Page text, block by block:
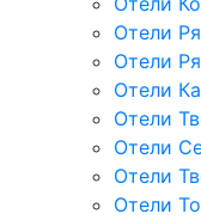
Отели
Отели
Отели
Отели
Отели
Отели
Отели